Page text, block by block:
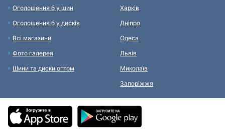
Оголошення б у шин
Оголошення б у дисків
Всі магазини
Фото галерея
Шини та диски оптом
Харків
Дніпро
Одеса
Львів
Миколаїв
Запоріжжя